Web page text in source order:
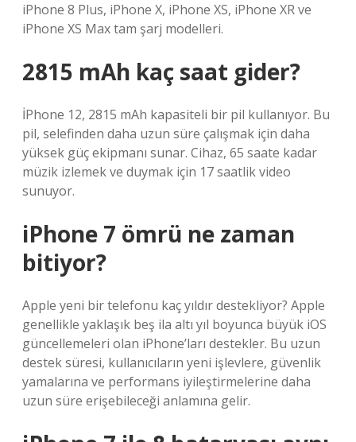
iPhone 8 Plus, iPhone X, iPhone XS, iPhone XR ve
iPhone XS Max tam şarj modelleri.
2815 mAh kaç saat gider?
İPhone 12, 2815 mAh kapasiteli bir pil kullanıyor. Bu
pil, selefinden daha uzun süre çalışmak için daha
yüksek güç ekipmanı sunar. Cihaz, 65 saate kadar
müzik izlemek ve duymak için 17 saatlik video
sunuyor.
iPhone 7 ömrü ne zaman
bitiyor?
Apple yeni bir telefonu kaç yıldır destekliyor? Apple
genellikle yaklaşık beş ila altı yıl boyunca büyük iOS
güncellemeleri olan iPhone’ları destekler. Bu uzun
destek süresi, kullanıcıların yeni işlevlere, güvenlik
yamalarına ve performans iyileştirmelerine daha
uzun süre erişebileceği anlamına gelir.